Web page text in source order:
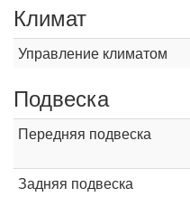
Климат
Управление климатом
Подвеска
Передняя подвеска
Задняя подвеска